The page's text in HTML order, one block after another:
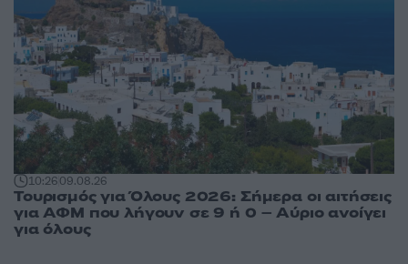
10:2609.08.26
Τουρισμός για Όλους 2026: Σήμερα οι αιτήσεις
για ΑΦΜ που λήγουν σε 9 ή 0 – Αύριο ανοίγει
για όλους